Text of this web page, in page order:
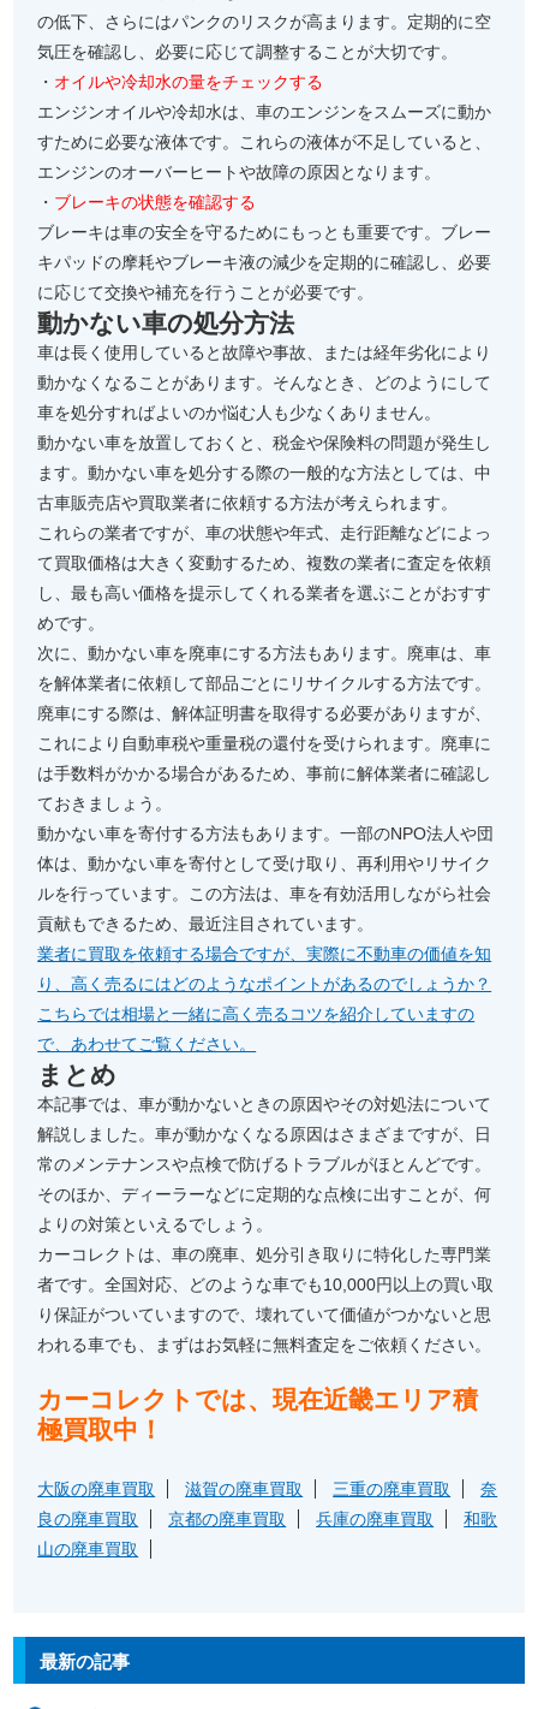
の低下、さらにはパンクのリスクが高まります。定期的に空
気圧を確認し、必要に応じて調整することが大切です。
・ オイルや冷却水の量をチェックする
エンジンオイルや冷却水は、車のエンジンをスムーズに動か
すために必要な液体です。これらの液体が不足していると、
エンジンのオーバーヒートや故障の原因となります。
・ ブレーキの状態を確認する
ブレーキは車の安全を守るためにもっとも重要です。ブレー
キパッドの摩耗やブレーキ液の減少を定期的に確認し、必要
に応じて交換や補充を行うことが必要です。
動かない車の処分方法
車は長く使用していると故障や事故、または経年劣化により
動かなくなることがあります。そんなとき、どのようにして
車を処分すればよいのか悩む人も少なくありません。
動かない車を放置しておくと、税金や保険料の問題が発生し
ます。動かない車を処分する際の一般的な方法としては、中
古車販売店や買取業者に依頼する方法が考えられます。
これらの業者ですが、車の状態や年式、走行距離などによっ
て買取価格は大きく変動するため、複数の業者に査定を依頼
し、最も高い価格を提示してくれる業者を選ぶことがおすす
めです。
次に、動かない車を廃車にする方法もあります。廃車は、車
を解体業者に依頼して部品ごとにリサイクルする方法です。
廃車にする際は、解体証明書を取得する必要がありますが、
これにより自動車税や重量税の還付を受けられます。廃車に
は手数料がかかる場合があるため、事前に解体業者に確認し
ておきましょう。
動かない車を寄付する方法もあります。一部のNPO法人や団
体は、動かない車を寄付として受け取り、再利用やリサイク
ルを行っています。この方法は、車を有効活用しながら社会
貢献もできるため、最近注目されています。
業者に買取を依頼する場合ですが、実際に不動車の価値を知
り、高く売るにはどのようなポイントがあるのでしょうか？
こちらでは相場と一緒に高く売るコツを紹介していますの
で、あわせてご覧ください。
まとめ
本記事では、車が動かないときの原因やその対処法について
解説しました。車が動かなくなる原因はさまざまですが、日
常のメンテナンスや点検で防げるトラブルがほとんどです。
そのほか、ディーラーなどに定期的な点検に出すことが、何
よりの対策といえるでしょう。
カーコレクトは、車の廃車、処分引き取りに特化した専門業
者です。全国対応、どのような車でも10,000円以上の買い取
り保証がついていますので、壊れていて価値がつかないと思
われる車でも、まずはお気軽に無料査定をご依頼ください。
カーコレクトでは、現在近畿エリア積
極買取中！
大阪の廃車買取 滋賀の廃車買取 三重の廃車買取
奈
良の廃車買取
京都の廃車買取 兵庫の廃車買取
和歌
山の廃車買取
最新の記事